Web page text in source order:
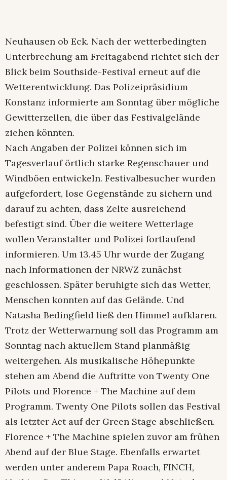
Neuhausen ob Eck. Nach der wetterbedingten
Unterbrechung am Freitagabend richtet sich der
Blick beim Southside-Festival erneut auf die
Wetterentwicklung. Das Polizeipräsidium
Konstanz informierte am Sonntag über mögliche
Gewitterzellen, die über das Festivalgelände
ziehen könnten.
Nach Angaben der Polizei können sich im
Tagesverlauf örtlich starke Regenschauer und
Windböen entwickeln. Festivalbesucher wurden
aufgefordert, lose Gegenstände zu sichern und
darauf zu achten, dass Zelte ausreichend
befestigt sind. Über die weitere Wetterlage
wollen Veranstalter und Polizei fortlaufend
informieren. Um 13.45 Uhr wurde der Zugang
nach Informationen der NRWZ zunächst
geschlossen. Später beruhigte sich das Wetter,
Menschen konnten auf das Gelände. Und
Natasha Bedingfield ließ den Himmel aufklaren.
Trotz der Wetterwarnung soll das Programm am
Sonntag nach aktuellem Stand planmäßig
weitergehen. Als musikalische Höhepunkte
stehen am Abend die Auftritte von Twenty One
Pilots und Florence + The Machine auf dem
Programm. Twenty One Pilots sollen das Festival
als letzter Act auf der Green Stage abschließen.
Florence + The Machine spielen zuvor am frühen
Abend auf der Blue Stage. Ebenfalls erwartet
werden unter anderem Papa Roach, FINCH,